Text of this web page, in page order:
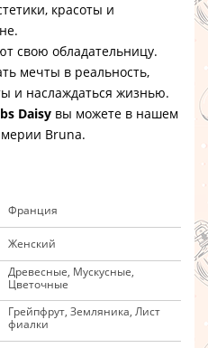
красоты и
свою обладательницу.
мечты в реальность,
и наслаждаться жизнью.
Daisy вы можете в нашем
Bruna.
Франция
Женский
Древесные, Мускусные,
Цветочные
Грейпфрут, Земляника, Лист
фиалки